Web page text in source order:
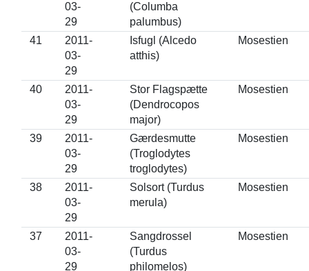
03-
29
(Columba
palumbus)
41
2011-
03-
29
Isfugl (Alcedo
atthis)
Mosestien
40
2011-
03-
29
Stor Flagspætte
(Dendrocopos
major)
Mosestien
39
2011-
03-
29
Gærdesmutte
(Troglodytes
troglodytes)
Mosestien
38
2011-
03-
29
Solsort (Turdus
merula)
Mosestien
37
2011-
03-
29
Sangdrossel
(Turdus
philomelos)
Mosestien